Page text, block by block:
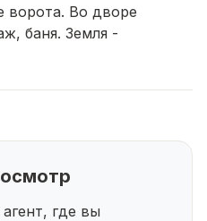
ворота. Во дворе
баня. Земля -
способы оплаты –
Этот дом мы
Жду звонка
где вы